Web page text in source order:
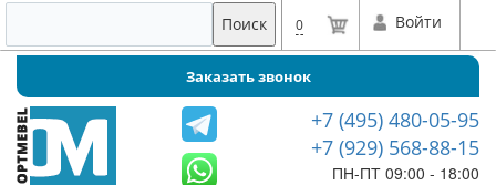
Поиск 0 Войти
Заказать звонок
+7 (495) 480-05-95
+7 (929) 568-88-15
ПН-ПТ 09:00 - 18:00